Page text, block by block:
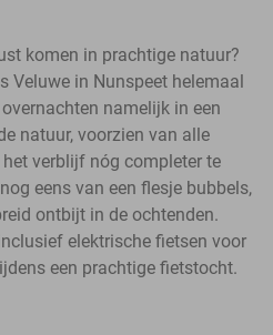
komen in prachtige natuur?
Veluwe in Nunspeet helemaal
namelijk in een
natuur, voorzien van alle
verblijf nóg completer te
eens van een flesje bubbels,
ontbijt in de ochtenden.
elektrische fietsen voor
een prachtige fietstocht.